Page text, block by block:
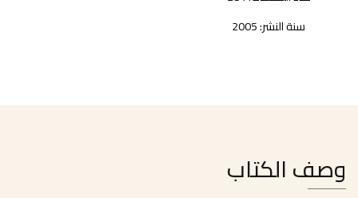
سنة النشر: 2005
وصف الكتاب